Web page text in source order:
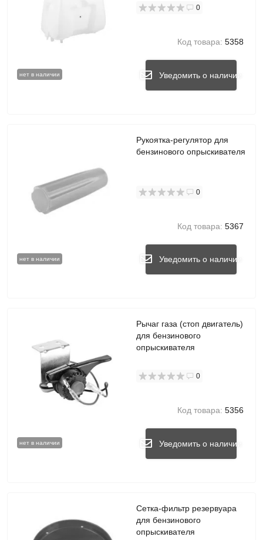
нет в наличии
0
Код товара: 5358
Уведомить о наличии
нет в наличии
Рукоятка-регулятор для
бензинового опрыскивателя
0
Код товара: 5367
Уведомить о наличии
нет в наличии
Рычаг газа (стоп двигатель)
для бензинового
опрыскивателя
0
Код товара: 5356
Уведомить о наличии
Сетка-фильтр резервуара
для бензинового
опрыскивателя